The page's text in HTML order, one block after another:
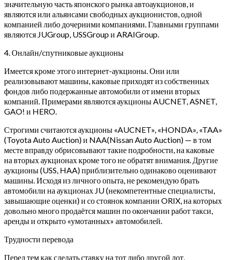
значительную часть японского рынка автоаукционов, и
являются или альянсами свободных аукционистов, одной
компанией либо дочерними компаниями.Главными группами
являются JUGroup, USSGroup и ARAIGroup.
4. Онлайн/спутниковые аукционы
Имеется кроме этого интернет-аукционы. Они или
реализовывают машины, каковые приходят из собственных
фондов либо подержанные автомобили от имени вторых
компаний. Примерами являются аукционы AUCNET, ASNET,
GAO! и HERO.
Строгими считаются аукционы «AUCNET», «HONDA», «TAA»
(Toyota Auto Auction) и NAA(Nissan Auto Auction) — в том
месте вправду обрисовывают такие подробности, на каковые
на вторых аукционах кроме того не обратят внимания. Другие
аукционы (USS, HAA) приблизительно одинаково оценивают
машины. Исходя из личного опыта, не рекомендую брать
автомобили на аукционах JU (некомпетентные специалисты,
завышающие оценки) и со стоянок компании ORIX, на которых
довольно много продаётся машин по окончании работ такси,
аренды и открыто «умотанных» автомобилей.
Трудности перевода
Перед тем как сделать ставку на тот либо другой лот,